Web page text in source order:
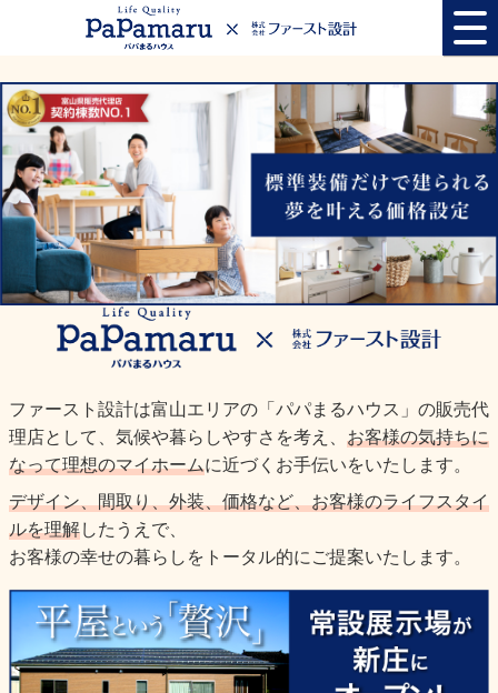
ファースト設計は富山エリアの「パパまるハウス」の販売代
理店として、気候や暮らしやすさを考え、 お客様の気持ちに
なって理想のマイホームに近づくお手伝いをいたします。
デザイン、間取り、外装、価格など、お客様のライフスタイ
ルを理解したうえで、
お客様の幸せの暮らしをトータル的にご提案いたします。